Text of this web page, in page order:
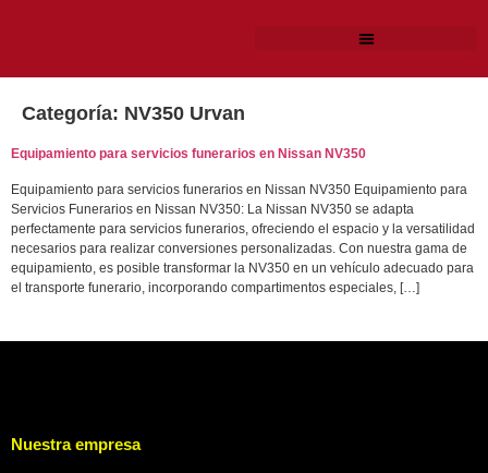
Categoría: NV350 Urvan
Equipamiento para servicios funerarios en Nissan NV350
Equipamiento para servicios funerarios en Nissan NV350 Equipamiento para
Servicios Funerarios en Nissan NV350: La Nissan NV350 se adapta
perfectamente para servicios funerarios, ofreciendo el espacio y la versatilidad
necesarios para realizar conversiones personalizadas. Con nuestra gama de
equipamiento, es posible transformar la NV350 en un vehículo adecuado para
el transporte funerario, incorporando compartimentos especiales, […]
Nuestra empresa